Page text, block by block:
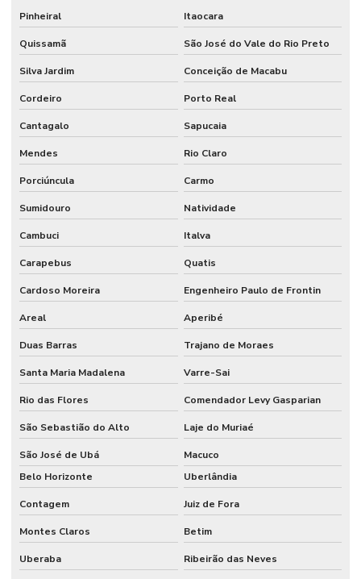
Pinheiral Itaocara
Quissamã São José do Vale do Rio Preto
Silva Jardim Conceição de Macabu
Cordeiro Porto Real
Cantagalo Sapucaia
Mendes Rio Claro
Porciúncula Carmo
Sumidouro Natividade
Cambuci Italva
Carapebus Quatis
Cardoso Moreira Engenheiro Paulo de Frontin
Areal Aperibé
Duas Barras Trajano de Moraes
Santa Maria Madalena Varre-Sai
Rio das Flores Comendador Levy Gasparian
São Sebastião do Alto Laje do Muriaé
São José de Ubá
Macuco
Belo Horizonte
Uberlândia
Contagem Juiz de Fora
Montes Claros Betim
Uberaba Ribeirão das Neves